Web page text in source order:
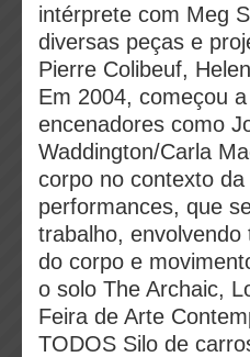
intérprete com Meg
diversas peças e
Pierre Colibeuf,
Em 2004, começou
encenadores como
Waddington/Carla
corpo no contexto
performances, que
trabalho,
do corpo e
o solo The Archaic,
Feira de Arte
TODOS Silo de